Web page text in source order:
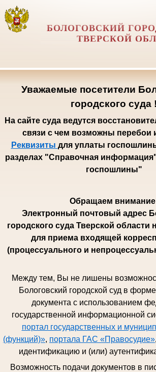
БОЛОГОВСКИЙ
ТВЕРСКОЙ
Уважаемые посетители
городского суда !
На сайте суда ведутся
связи с чем возможны перебои
Реквизиты для уплаты
разделах "Справочная
госпошлины"
Обращаем
Электронный почтовый адрес
городского суда Тверской области
для приема входящей
(процессуального и
Между тем, Вы не лишены
Бологовский городской суд в
документа с использованием
государственной информационной
портал государственных и
(функций)», портала ГАС «Правосудие»
идентификацию и (или)
Возможность подачи документов в